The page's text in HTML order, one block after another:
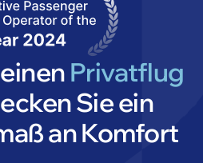
Privatflug
Sie ein
an Komfort